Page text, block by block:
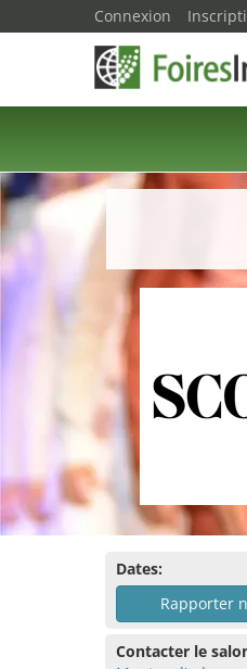
Dates:
Rapporter
Contacter le
Connexion